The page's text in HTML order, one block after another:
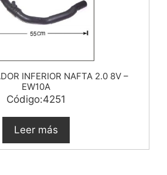
INFERIOR NAFTA 2.0 8V –
EW10A
Código:4251
Leer más